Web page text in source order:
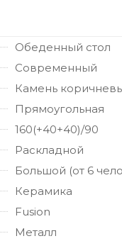
Обеденный стол
Современный
Камень
Прямоугольная
160(+40+40)/90
Раскладной
Большой (от 6
Керамика
Fusion
Металл